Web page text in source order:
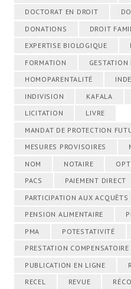
DOCTORAT EN DROIT
DONATIONS
DROIT
EXPERTISE BIOLOGIQUE
FORMATION
HOMOPARENTALITÉ
INDIVISION
KAFALA
LICITATION
LIVRE
MANDAT DE PROTECTION
MESURES PROVISOIRES
NOM
NOTAIRE
PACS
PAIEMENT DIRECT
PARTICIPATION AUX ACQUÊTS
PENSION ALIMENTAIRE
PMA
POTESTATIVITÉ
PRESTATION COMPENSATOIRE
PUBLICATION EN LIGNE
RECEL
REVUE